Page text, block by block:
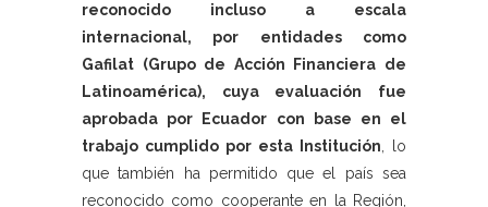
reconocido incluso a escala
internacional, por entidades como
Gafilat (Grupo de Acción Financiera de
Latinoamérica), cuya evaluación fue
aprobada por Ecuador con base en el
trabajo cumplido por esta Institución , lo
que también ha permitido que el país sea
reconocido como cooperante en la Región,